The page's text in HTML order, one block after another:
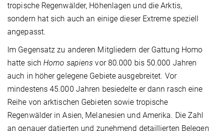
tropische Regenwälder, Höhenlagen und die Arktis,
sondern hat sich auch an einige dieser Extreme speziell
angepasst.
Im Gegensatz zu anderen Mitgliedern der Gattung Homo
hatte sichHomo sapiens vor 80.000 bis 50.000 Jahren
auch in höher gelegene Gebiete ausgebreitet. Vor
mindestens 45.000 Jahren besiedelte er dann rasch eine
Reihe von arktischen Gebieten sowie tropische
Regenwälder in Asien, Melanesien und Amerika. Die Zahl
an genauer datierten und zunehmend detaillierten Belegen